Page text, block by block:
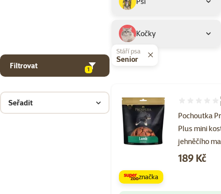
Kočky
Filtrovat 1
Stáří psa
Senior
Seřadit
Pochoutka
Plus mini
jehněčího
Hodnocení
Cena
189 Kč
značka